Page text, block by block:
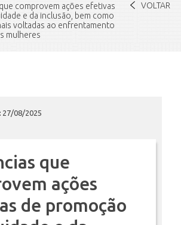
comprovem ações efetivas
e da inclusão, bem como
voltadas ao enfrentamento
mulheres
VOLTAR
27/08/2025
que
ações
de promoção